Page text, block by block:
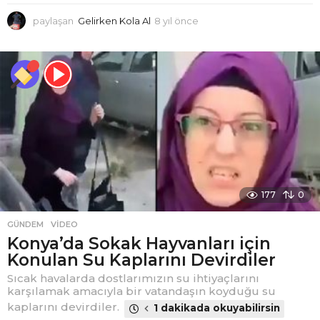
paylaşan Gelirken Kola Al 8 yıl önce
l
n
c
e
177 0
GÜNDEM ,VIDEO
Konya’da Sokak Hayvanları için
Konulan Su Kaplarını Devirdiler
Sıcak havalarda dostlarımızın su ihtiyaçlarını
karşılamak amacıyla bir vatandaşın koyduğu su
kaplarını devirdiler.
1 dakikada okuyabilirsin